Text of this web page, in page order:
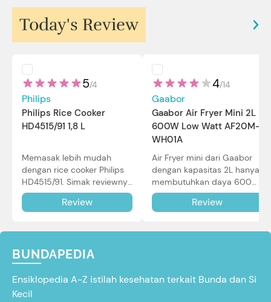
Today's Review
5/4
Philips
Philips Rice Cooker
HD4515/91 1,8 L
Memasak lebih mudah
dengan rice cooker Philips
HD4515/91. Simak reviewnya
di sini.
Review
4/14
Gaabor
Gaabor Air Fryer Mini 2L
600W Low Watt AF20M-
WH01A
Air Fryer mini dari Gaabor
dengan kapasitas 2L hanya
membutuhkan daya 600W
dalam pemakaian. Simak
review selengkapnya di sini.
Review
BUNDAPEDIA
Ensiklopedia A-Z istilah kesehatan terkait Bunda dan Si
Kecil